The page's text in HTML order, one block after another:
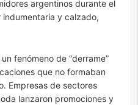
argentinos durante el
y calzado,
fenómeno de “derrame”
que no formaban
Empresas de sectores
lanzaron promociones y